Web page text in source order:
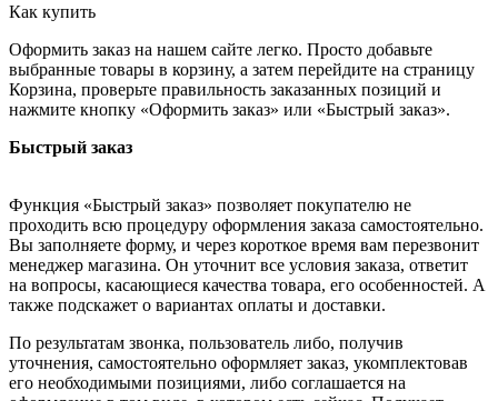
Как купить
Оформить заказ на нашем сайте легко. Просто добавьте
выбранные товары в корзину, а затем перейдите на страницу
Корзина, проверьте правильность заказанных позиций и
нажмите кнопку «Оформить заказ» или «Быстрый заказ».
Быстрый заказ
Функция «Быстрый заказ» позволяет покупателю не
проходить всю процедуру оформления заказа самостоятельно.
Вы заполняете форму, и через короткое время вам перезвонит
менеджер магазина. Он уточнит все условия заказа, ответит
на вопросы, касающиеся качества товара, его особенностей. А
также подскажет о вариантах оплаты и доставки.
По результатам звонка, пользователь либо, получив
уточнения, самостоятельно оформляет заказ, укомплектовав
его необходимыми позициями, либо соглашается на